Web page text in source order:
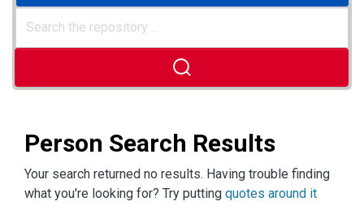
Person Search Results
Your search returned no results. Having trouble finding
what you're looking for? Try putting quotes around it